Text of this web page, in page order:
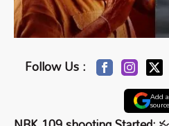
Follow Us :
Add